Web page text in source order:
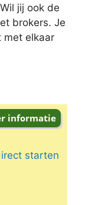
jij ook de
brokers. Je
met elkaar
starten